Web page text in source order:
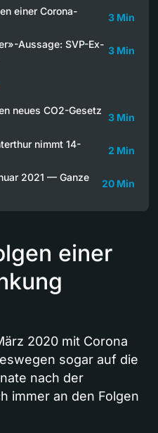
einer Corona-
3 Min
Aussage: SVP-Ex-
3 Min
neues CO2-Gesetz
3 Min
nimmt 14-
2 Min
2021 — Ganze
20 Min
einer
2020 mit Corona
sogar auf die
nach der
immer an den Folgen